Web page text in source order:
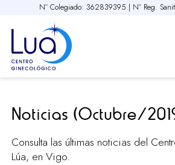
Nº Colegiado: 362839395 | Nº Reg.
Noticias (Octubre/
Consulta las últimas noticias del
Lúa, en Vigo.